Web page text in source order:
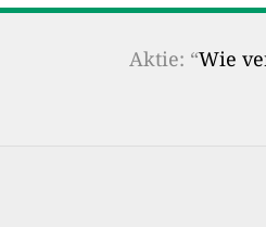
Aktie: “Wie